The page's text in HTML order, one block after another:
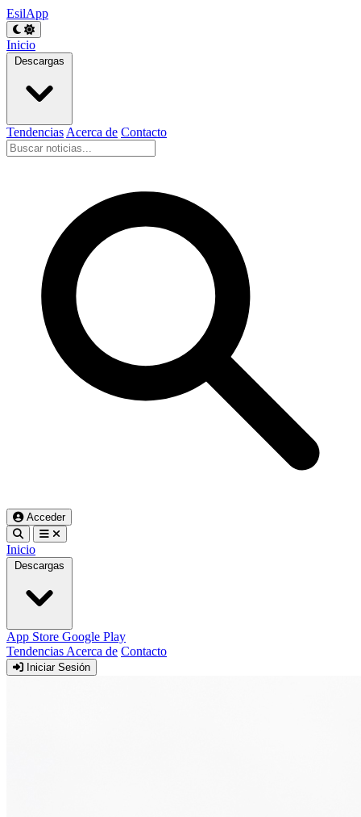
EsilApp
Inicio
Descargas
Tendencias Acerca de Contacto
Acceder
Inicio
Descargas
App Store Google Play
Tendencias Acerca de Contacto
Iniciar Sesión